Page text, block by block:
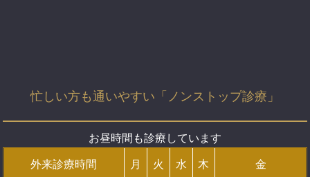
忙しい方も通いやすい「ノンストップ診療」
お昼時間も診療しています
外来診療時間 月 火 水 木 金